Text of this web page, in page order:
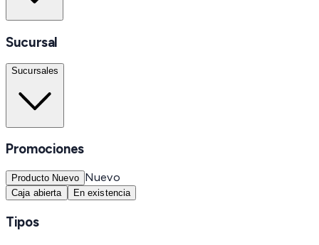
Sucursal
Sucursales
Promociones
Producto Nuevo Nuevo
Caja abierta En existencia
Tipos